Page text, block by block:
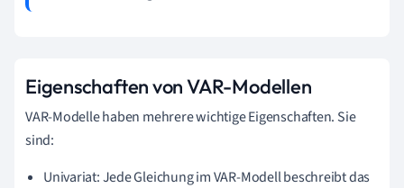
Eigenschaften von VAR-Modellen
VAR-Modelle haben mehrere wichtige Eigenschaften. Sie
sind:
Univariat: Jede Gleichung im VAR-Modell beschreibt das